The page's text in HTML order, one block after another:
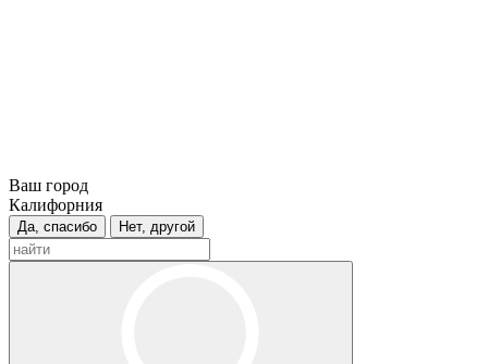
Ваш город
Калифорния
Да, спасибо Нет, другой